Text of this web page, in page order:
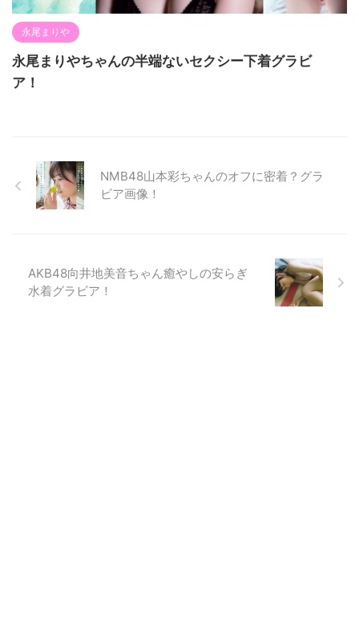
永尾まりや
永尾まりやちゃんの半端ないセクシー下着グラビ
ア！
NMB48山本彩ちゃんのオフに密着？グラ
ビア画像！
AKB48向井地美音ちゃん癒やしの安らぎ
水着グラビア！